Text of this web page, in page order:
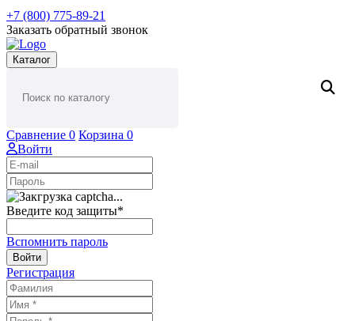
+7 (800) 775-89-21
Заказать обратный звонок
Каталог
Сравнение 0 Корзина 0
Войти
Введите код защиты*
Вспомнить пароль
Войти
Регистрация